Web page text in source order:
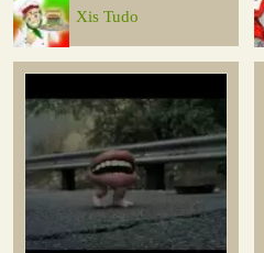
Xis Tudo